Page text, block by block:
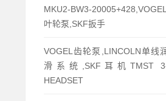
MKU2-BW3-
叶轮泵,SKF扳手
VOGEL齿轮泵,LINCOLN单线
滑系统,SKF耳机TMST
HEADSET